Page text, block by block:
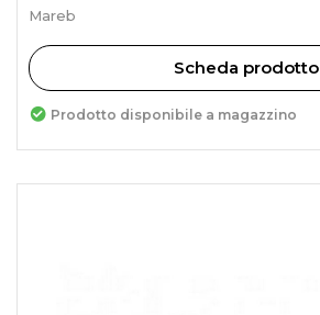
Mareb
Scheda prodotto
Prodotto disponibile a magazzino